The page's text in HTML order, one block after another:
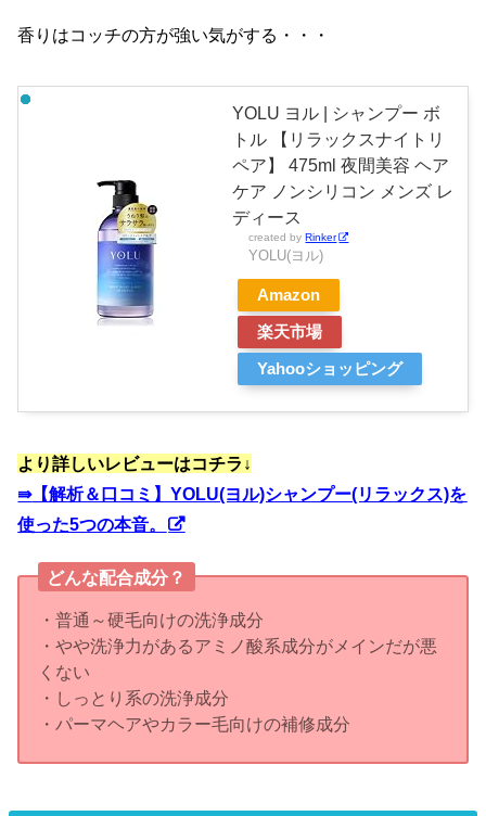
香りはコッチの方が強い気がする・・・
YOLU ヨル | シャンプー ボ
トル 【リラックスナイトリ
ペア】 475ml 夜間美容 ヘア
ケア ノンシリコン メンズ レ
ディース
created byRinker
YOLU(ヨル)
Amazon
楽天市場
Yahooショッピング
より詳しいレビューはコチラ↓
⇛【解析＆口コミ】YOLU(ヨル)シャンプー(リラックス)を
使った5つの本音。
どんな配合成分？
・普通～硬毛向けの洗浄成分
・やや洗浄力があるアミノ酸系成分がメインだが悪
くない
・しっとり系の洗浄成分
・パーマヘアやカラー毛向けの補修成分